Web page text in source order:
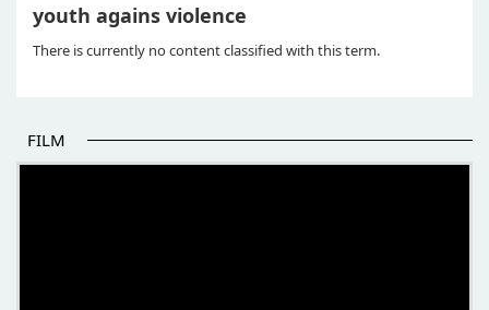
youth agains violence
There is currently no content classified with this term.
FILM